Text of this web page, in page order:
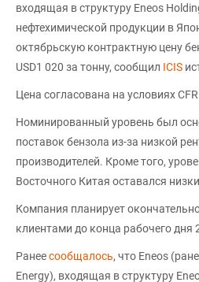
входящая в структуру Eneos
нефтехимической продукции в
октябрьскую контрактную цену
USD1 020 за тонну, сообщил ICIS
Цена согласована на условиях
Номинированный уровень был
поставок бензола из-за низкой
производителей. Кроме того,
Восточного Китая оставался
Компания планирует
клиентами до конца рабочего дня
Ранеесообщалось, что Eneos
Energy), входящая в структуру